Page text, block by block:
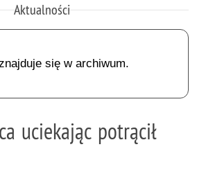
Aktualności
się w archiwum.
uciekając potrącił